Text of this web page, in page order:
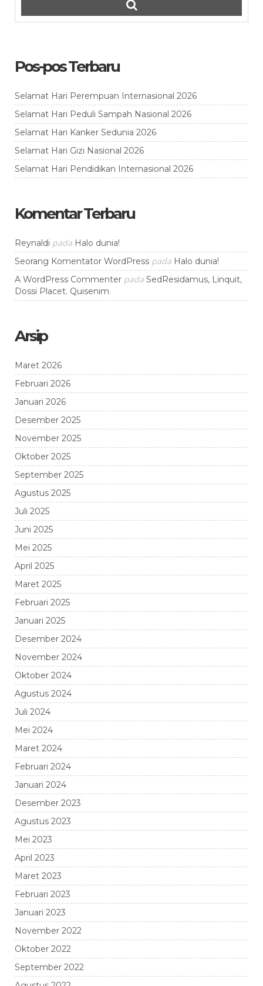
Pos-pos Terbaru
Selamat Hari Perempuan Internasional 2026
Selamat Hari Peduli Sampah Nasional 2026
Selamat Hari Kanker Sedunia 2026
Selamat Hari Gizi Nasional 2026
Selamat Hari Pendidikan Internasional 2026
Komentar Terbaru
Reynaldi pada Halo dunia!
Seorang Komentator WordPress pada Halo dunia!
A WordPress Commenter pada SedResidamus, Linquit,
Dossi Placet. Quisenim
Arsip
Maret 2026
Februari 2026
Januari 2026
Desember 2025
November 2025
Oktober 2025
September 2025
Agustus 2025
Juli 2025
Juni 2025
Mei 2025
April 2025
Maret 2025
Februari 2025
Januari 2025
Desember 2024
November 2024
Oktober 2024
Agustus 2024
Juli 2024
Mei 2024
Maret 2024
Februari 2024
Januari 2024
Desember 2023
Agustus 2023
Mei 2023
April 2023
Maret 2023
Februari 2023
Januari 2023
November 2022
Oktober 2022
September 2022